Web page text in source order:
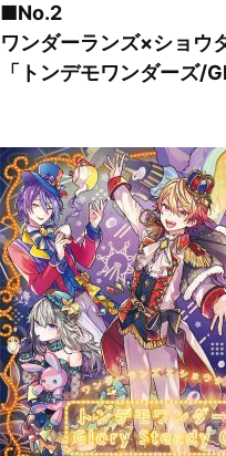
■No.2
ワンダーランズ×ショウ
「トンデモワンダーズ/